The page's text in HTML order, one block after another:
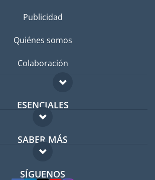
Publicidad
Quiénes somos
Colaboración
ESENCIALES
Foro para expatriados
Guía para expatriados
Trabajos en el extranjero
SABER MÁS
FAQ
SÍGUENOS